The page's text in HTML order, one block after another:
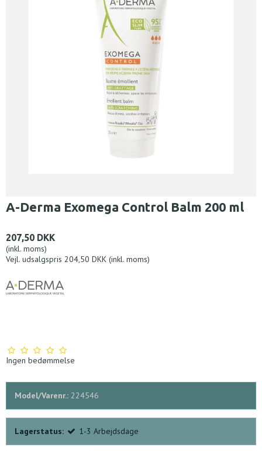
A-Derma Exomega Control Balm 200 ml
207,50 DKK
(inkl. moms)
Vejl. udsalgspris 204,50 DKK (inkl. moms)
Ingen bedømmelse
Model/Varenr.: 224546
Lagerstatus: 1-3 Arbejdsdage